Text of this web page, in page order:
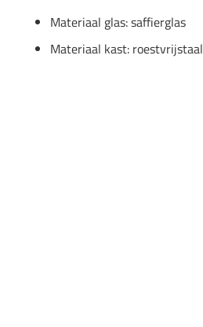
Materiaal glas: saffierglas
Materiaal kast: roestvrijstaal